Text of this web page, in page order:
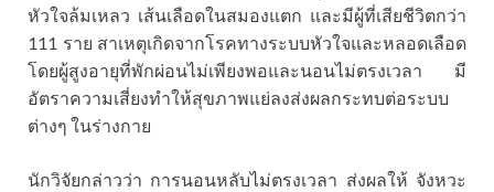
หัวใจล้มเหลว เส้นเลือดในสมองแตก และมีผู้ที่เสียชีวิตกว่า
111 ราย สาเหตุเกิดจากโรคทางระบบหัวใจและหลอดเลือด
โดยผู้สูงอายุที่พักผ่อนไม่เพียงพอและนอนไม่ตรงเวลา มี
อัตราความเสี่ยงทำให้สุขภาพแย่ลงส่งผลกระทบต่อระบบ
ต่างๆ ในร่างกาย
นักวิจัยกล่าวว่า การนอนหลับไม่ตรงเวลา ส่งผลให้ จังหวะ